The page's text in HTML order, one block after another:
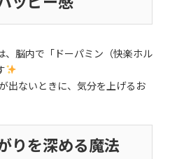
、脳内で「ドーパミン（快楽ホル
出ないときに、気分を上げるお
りを深める魔法